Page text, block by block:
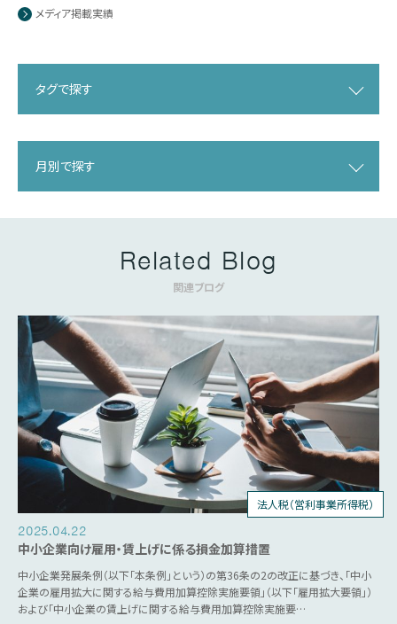
メディア掲載実績
タグで探す
月別で探す
Related Blog
関連ブログ
税制優遇
法人税（営利事業所得税）
2025.04.22
中小企業向け雇用・賃上げに係る損金加算措置
中小企業発展条例（以下「本条例」という）の第36条の2の改正に基づき、「中小
企業の雇用拡大に関する給与費用加算控除実施要領」（以下「雇用拡大要領」）
および「中小企業の賃上げに関する給与費用加算控除実施要…